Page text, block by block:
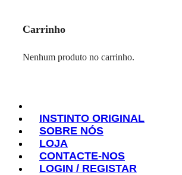
Carrinho
Nenhum produto no carrinho.
SOBRE NÓS
LOJA
CONTACTE-NOS
LOGIN / REGISTAR
INSTINTO ORIGINAL
SOBRE NÓS
LOJA
CONTACTE-NOS
LOGIN / REGISTAR